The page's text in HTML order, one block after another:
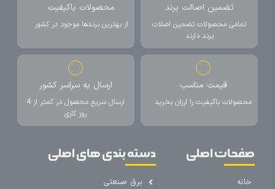
تضمین اصالت برند
تمامی محصولات تضمین اصلات
برند دارند
محصولات باکیفیت
از بهترین برندها موجود در کشور
قیمت مناسب
محصولات باکیفیت را ارزان بخرید
ارسال به سراسر کشور
ارسال سریع محصول در کمتر از 4
روز کاری
صفحات اصلی
خانه
دسته بندی های اصلی
برق صنعتی